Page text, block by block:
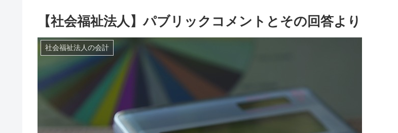
【社会福祉法人】パブリックコメントとその回答より
社会福祉法人の会計